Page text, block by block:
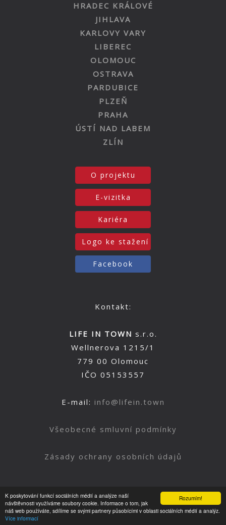
Rozumím!
K poskytování funkcí sociálních médií a analýze naší
návštěvnosti využíváme soubory cookie. Informace o tom, jak
náš web používáte, sdílíme se svými partnery působícími v oblasti sociálních médií a analýz.
Více informací
HRADEC KRÁLOVÉ
JIHLAVA
KARLOVY VARY
LIBEREC
OLOMOUC
OSTRAVA
PARDUBICE
PLZEŇ
PRAHA
ÚSTÍ NAD LABEM
ZLÍN
O projektu
E-vizitka
Kariéra
Logo ke stažení
Facebook
Kontakt:
LIFE IN TOWN s.r.o.
Wellnerova 1215/1
779 00 Olomouc
IČO 05153557
E-mail: info@lifein.town
Všeobecné smluvní podmínky
Zásady ochrany osobních údajů
Nahoru